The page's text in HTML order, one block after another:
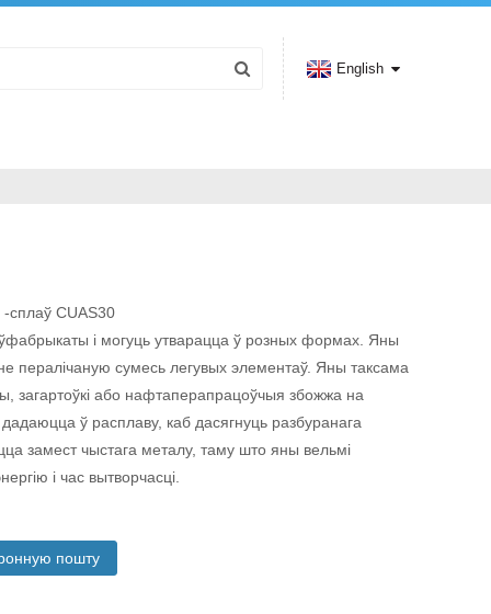
English
сплаў CUAS30
і могуць утварацца ў розных формах. Яны
пералічаную сумесь легувых элементаў. Яны таксама
загартоўкі або нафтаперапрацоўчыя збожжа на
ў расплаву, каб дасягнуць разбуранага
замест чыстага металу, таму што яны вельмі
і час вытворчасці.
пошту